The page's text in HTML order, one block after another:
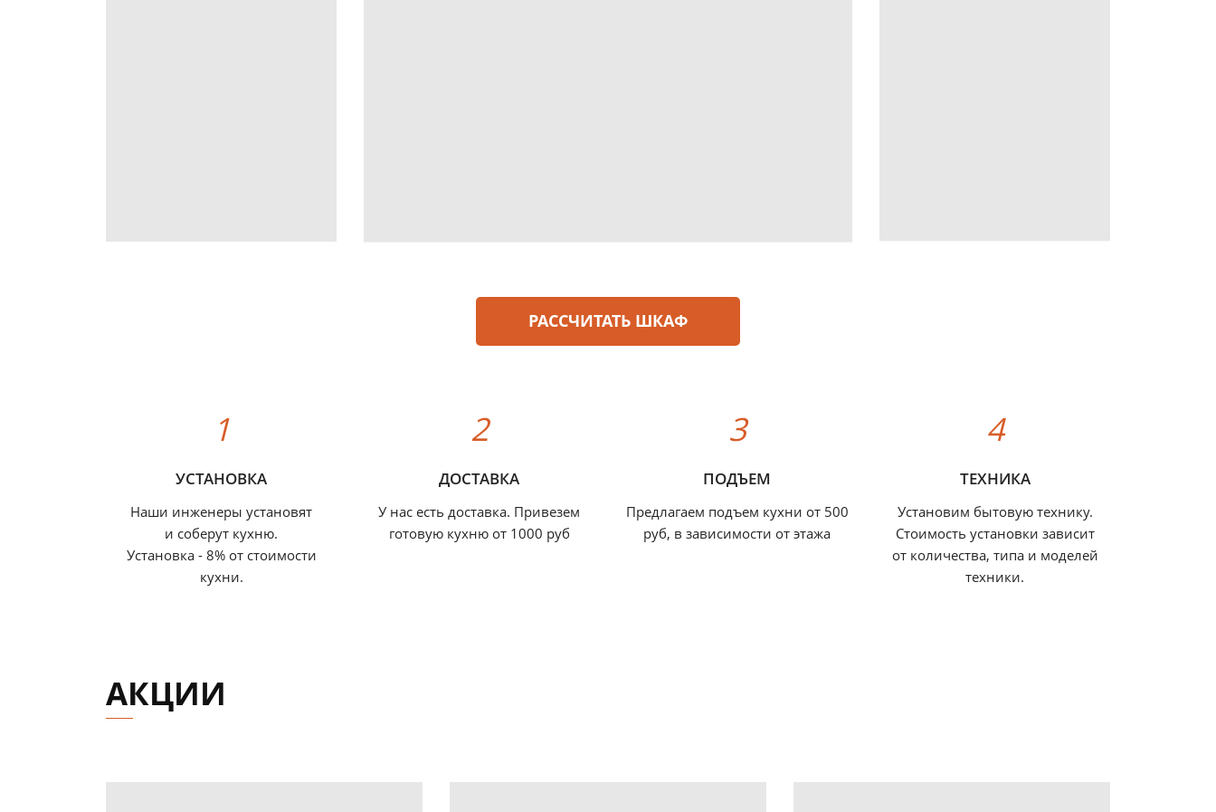
РАССЧИТАТЬ ШКАФ
УСТАНОВКА
Наши инженеры установят
и соберут кухню.
Установка - 8% от стоимости
кухни.
ДОСТАВКА
У нас есть доставка. Привезем
готовую кухню от 1000 руб
ПОДЪЕМ
Предлагаем подъем кухни от 500
руб, в зависимости от этажа
ТЕХНИКА
Установим бытовую технику.
Стоимость установки зависит
от количества, типа и моделей
техники.
АКЦИИ